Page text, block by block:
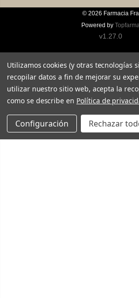
© 2026 Farmacia Fra
Powered by
v1.27.0
Utilizamos cookies (y otras tecnologías
recopilar datos a fin de mejorar su
utilizar nuestro sitio web, acepta la
como se describe en Política de
Configuración Rechazar